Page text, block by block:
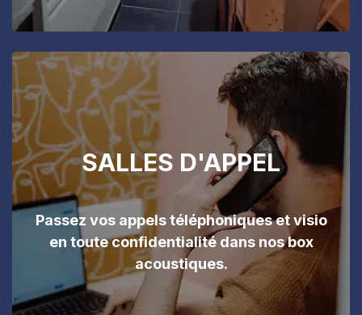
SALLES D'APPEL
Passez vos appels téléphoniques et visio
en toute confidentialité dans nos box
acoustiques.